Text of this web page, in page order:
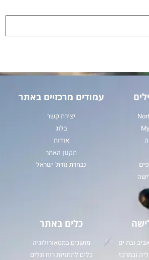
עמודים מרכזיים באתר
יצירת קשר
בלוג
אודות
תקנון האתר
נבחרת נורת' ישראל
ובת ים
ובמרכז
כלים באתר
מושגים במטאורולוגיה
כלים לתחזיות רוח וגלים